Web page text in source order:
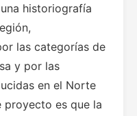
historiografía
las categorías de
y por las
en el Norte
proyecto es que la